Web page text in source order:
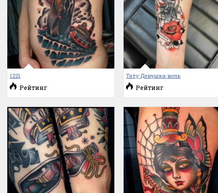
1221
Рейтинг
Тату Девушка-волк
Рейтинг